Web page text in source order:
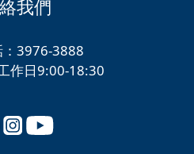
我們
3976-3888
作日9:00-18:30